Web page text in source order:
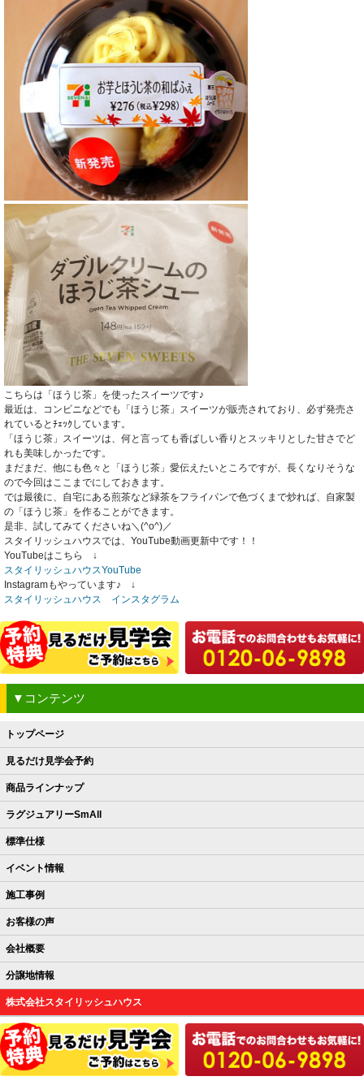
こちらは「ほうじ茶」を使ったスイーツです♪
最近は、コンビニなどでも「ほうじ茶」スイーツが販売されており、必ず発売さ
れているとﾁｪｯｸしています。
「ほうじ茶」スイーツは、何と言っても香ばしい香りとスッキリとした甘さでど
れも美味しかったです。
まだまだ、他にも色々と「ほうじ茶」愛伝えたいところですが、長くなりそうな
ので今回はここまでにしておきます。
では最後に、自宅にある煎茶など緑茶をフライパンで色づくまで炒れば、自家製
の「ほうじ茶」を作ることができます。
是非、試してみてくださいね＼(^o^)／
スタイリッシュハウスでは、YouTube動画更新中です！！
YouTubeはこちら ↓
スタイリッシュハウスYouTube
Instagramもやっています♪ ↓
スタイリッシュハウス インスタグラム
▼コンテンツ
トップページ
見るだけ見学会予約
商品ラインナップ
ラグジュアリーSmAll
標準仕様
イベント情報
施工事例
お客様の声
会社概要
分譲地情報
株式会社スタイリッシュハウス